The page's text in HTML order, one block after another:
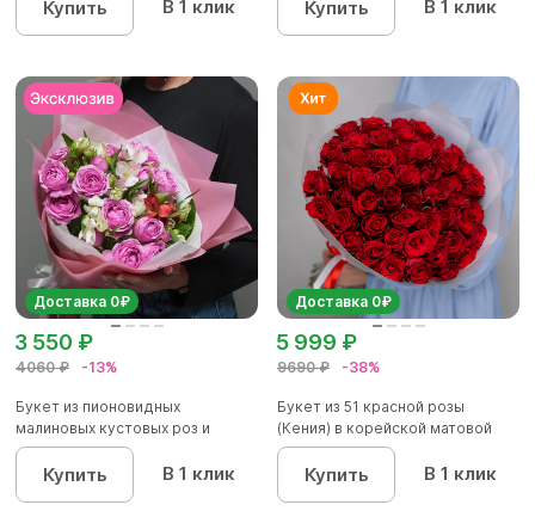
Купить В 1 клик Купить В 1 клик
Доставка 0₽
4060 ₽ -13%
3 550 ₽
Букет из пионовидных
малиновых кустовых роз и
альстроме...
Купить В 1 клик
Доставка 0₽
9690 ₽ -38%
5 999 ₽
Букет из 51 красной розы
(Кения) в корейской матовой
уп...
Купить В 1 клик